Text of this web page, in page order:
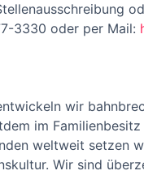
3330 oder per Mail:
wir
im
weltweit setzen
Wir sind